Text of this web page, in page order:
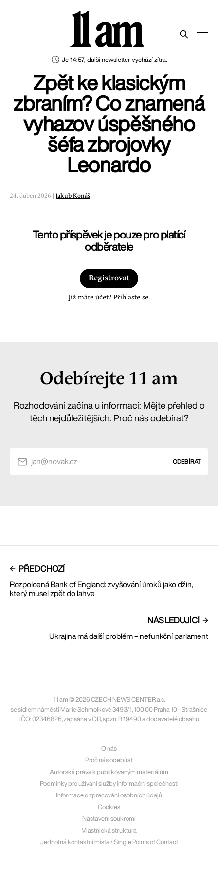
Je 14:57, další newsletter vychází zítra.
11 am
Zpět ke klasickým
zbraním? Co znamená
vyhazov úspěšného
šéfa zbrojovky
Leonardo
24. duben 2026 | Jakub Konáš
Tento příspěvek je pouze pro platící
odběratele
Registrovat
Již máte účet? Přihlaste se.
Odebírejte 11 am
Rozhodování začíná u informací: Mějte přehled o
těch nejdůležitějších. Proč nás odebírat?
jan@novak.cz ODEBÍRAT
PŘEDCHOZÍ
Rozpolcená Bank of England: zvyšování úroků jako džin,
který musel zpět do lahve
NÁSLEDUJÍCÍ
Ukrajina má další problém – nefunkční parlament
11 am © 2026 CZECH NEWS CENTER a.s.
se sídlem náměstí Marie Schmolkové 3493/1, 100 00 Praha 10 - Strašnice
IČO: 02346826, zapsána v OR, sp.zn. B 19490 a dodavatelé obsahu
O nás
Proč nás odebírat
Autorská práva k publikovaným materiálům
Podmínky pro užívání služby informační společnosti
Informace o zpracování osobních údajů
Cookies
Nastavení soukromí
Vlastnická struktura
Jednotná kontaktní místa / Single Points of Contact